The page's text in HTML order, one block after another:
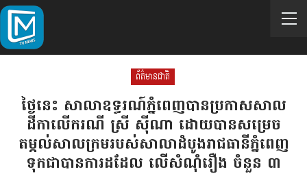
ព័ត៌មានជាតិ
ថ្ងៃនេះ សាលាឧទ្ធរណ៍ភ្នំពេញបានប្រកាសសាល
ដីកាលើករណី ស្រី ស៊ីណា ដោយបានសម្រេច
តម្កល់សាលក្រមរបស់សាលាដំបូងរាជធានីភ្នំពេញ
ទុកជាបានការដដែល លើសំណុំរឿង ចំនួន ៣